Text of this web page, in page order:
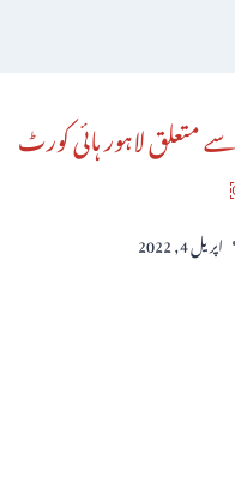
متعلق لاہور ہائی کورٹ
اپریل 4, 2022